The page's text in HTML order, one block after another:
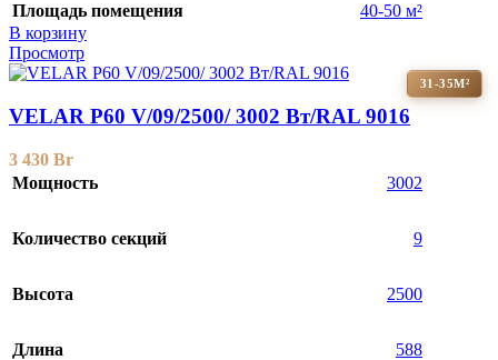
Площадь помещения
40-50 м²
В корзину
Просмотр
31-35М²
VELAR P60 V/09/2500/ 3002 Bт/RAL 9016
3 430 Br
Мощность
3002
Количество секций 9
Высота 2500
Длина 588